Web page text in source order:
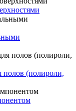
полов (полироли,